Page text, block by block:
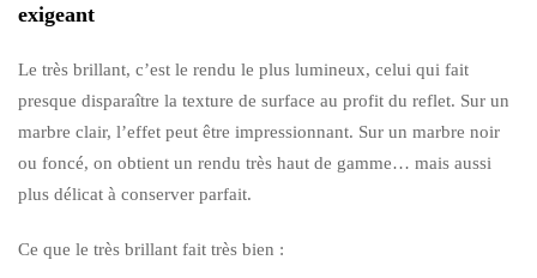
exigeant
Le très brillant, c’est le rendu le plus lumineux, celui qui fait
presque disparaître la texture de surface au profit du reflet. Sur un
marbre clair, l’effet peut être impressionnant. Sur un marbre noir
ou foncé, on obtient un rendu très haut de gamme… mais aussi
plus délicat à conserver parfait.
Ce que le très brillant fait très bien :